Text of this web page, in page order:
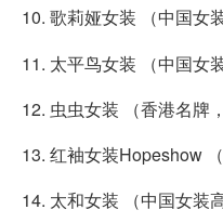
10. 歌莉娅女装 （中国女
11. 太平鸟女装 （中国女
12. 虫虫女装 （香港名牌
13. 红袖女装Hopeshow
14. 太和女装 （中国女装